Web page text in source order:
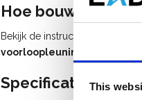
This
Hoe bouw ik een
Bekijk de instructievideo
voorloopleuning
Specificaties: